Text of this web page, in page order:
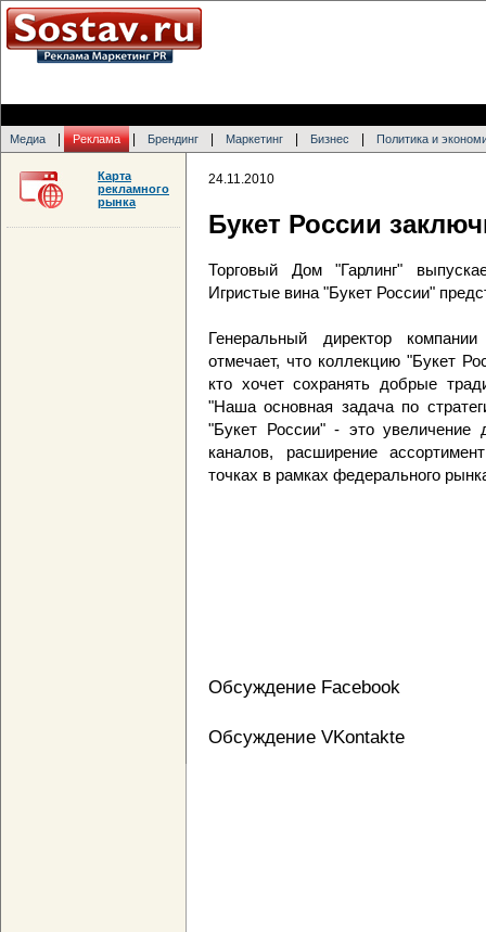
Медиа Реклама Брендинг Маркетинг Бизнес Политика и
24.11.2010
Букет России
Торговый Дом "Гарлинг"
Игристые вина "Букет России"
Генеральный директор
отмечает, что коллекцию "Букет
кто хочет сохранять добрые
"Наша основная задача по
"Букет России" - это увеличение
каналов, расширение
точках в рамках федерального
Обсуждение Facebook
Обсуждение VKontakte
Карта
рекламного
рынка